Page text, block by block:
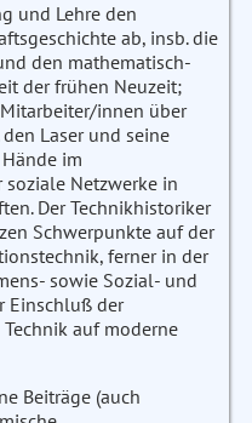
und Lehre den
ab, insb. die
den mathematisch-
der frühen Neuzeit;
innen über
Laser und seine
im
soziale Netzwerke in
Der Technikhistoriker
Schwerpunkte auf der
ferner in der
sowie Sozial- und
Einschluß der
auf moderne
Beiträge (auch